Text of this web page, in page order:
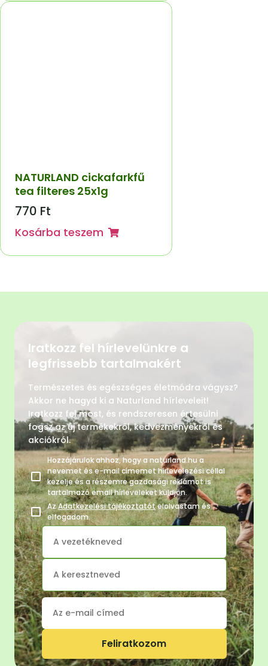
NATURLAND cickafarkfű
tea filteres 25x1g
770 Ft
Kosárba teszem
Iratkozz fel hírlevelünkre a
legfrissebb tartalmakért
Természetes és egészséges életmódra vágysz?
Akkor ne hagyd ki a Naturland hírleveleit!
Iratkozz fel most, és rendszeresen értesülni
fogsz az új termékekről, kedvezményekről és
akciókról.
Hozzájárulok ahhoz, hogy a naturland.hu a
nevemet és e-mail címemet hírlevelezési céllal
kezelje és a részemre gazdasági reklámot is
tartalmazó email hírleveleket küldjön.
AzAdatkezelési tájékoztatótelolvastam és
elfogadom.
Feliratkozom